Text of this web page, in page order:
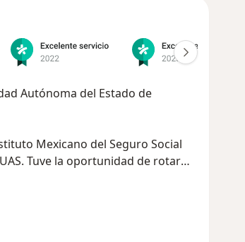
Autónoma del Estado de
Mexicano del Seguro Social
rotar
del país como el Hospital
Salinas, CDMX.